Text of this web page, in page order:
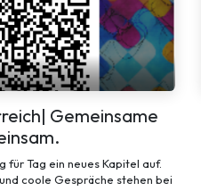
Gemeinsame
für Tag ein neues Kapitel auf.
coole Gespräche stehen bei